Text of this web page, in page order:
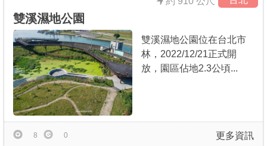
雙溪濕地公園
雙溪濕地公園位在台北市
林，2022/12/21正式開
放，園區佔地2.3公頃...
更多資訊
8 0